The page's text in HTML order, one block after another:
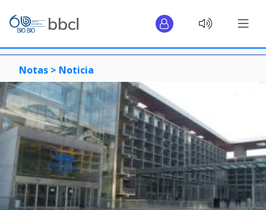
Notas > Noticia